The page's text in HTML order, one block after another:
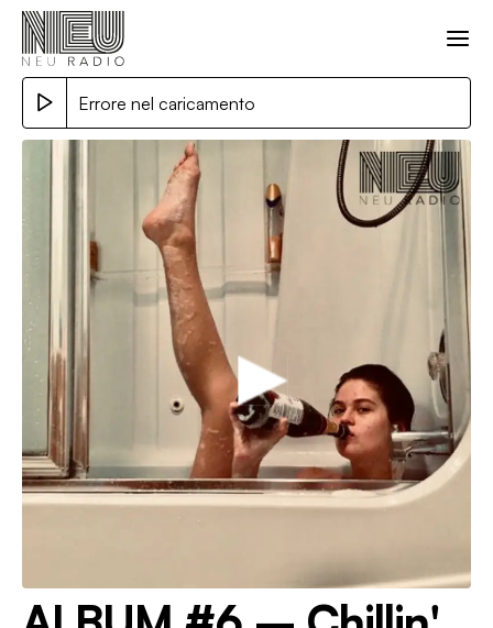
Errore nel caricamento